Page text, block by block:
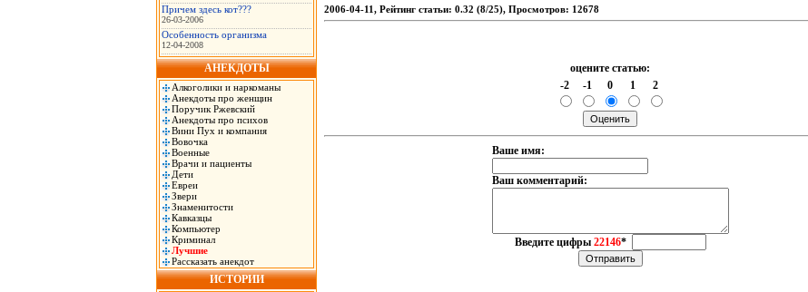
Причем здесь кот???
26-03-2006
Особенность организма
12-04-2008
АНЕКДОТЫ
Алкоголики и наркоманы
Анекдоты про женщин
Поручик Ржевский
Анекдоты про психов
Вини Пух и компания
Вовочка
Военные
Врачи и пациенты
Дети
Евреи
Звери
Знаменитости
Кавказцы
Компьютер
Криминал
Лучшие
Рассказать анекдот
ИСТОРИИ
2006-04-11, Рейтинг статьи: 0.32 (8/25), Просмотров: 12678
оцените статью:
-2
-1 0 1 2
Ваше имя:
Ваш комментарий:
Введите цифры 22146*